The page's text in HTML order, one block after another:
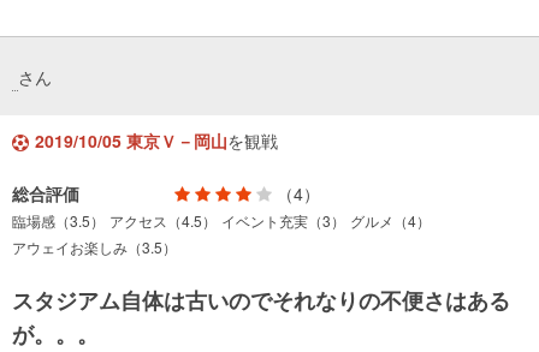
さん
2019/10/05 東京Ｖ－岡山を観戦
総合評価 （4）
臨場感（3.5） アクセス（4.5） イベント充実（3）
グルメ（4）
アウェイお楽しみ（3.5）
スタジアム自体は古いのでそれなりの不便さはある
が。。。